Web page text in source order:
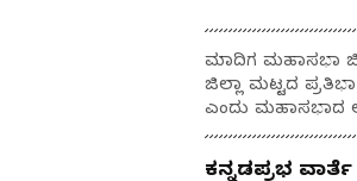
ಮಾದಿಗ ಮಹಾಸಭಾ
ಜಿಲ್ಲಾ ಮಟ್ಟದ
ಎಂದು ಮಹಾಸಭಾದ
ಕನ್ನಡಪ್ರಭ